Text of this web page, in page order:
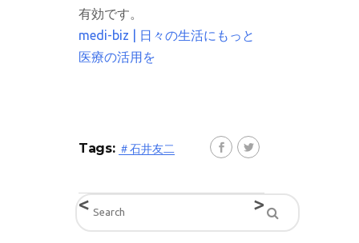
有効です。
medi-biz | 日々の生活にもっと
医療の活用を
Tags: ＃石井友二
< >